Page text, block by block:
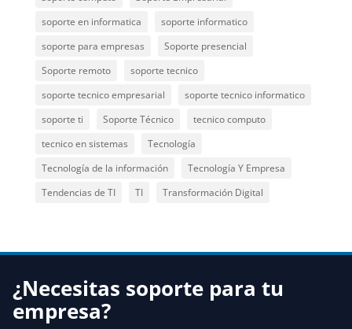
soporte en informatica
soporte informatico
soporte para empresas
Soporte presencial
Soporte remoto
soporte tecnico
soporte tecnico empresarial
soporte tecnico informatico
soporte ti
Soporte Técnico
tecnico computo
tecnico en sistemas
Tecnología
Tecnología de la información
Tecnología Y Empresa
Tendencias de TI
TI Transformación Digital
¿Necesitas soporte para tu
empresa?